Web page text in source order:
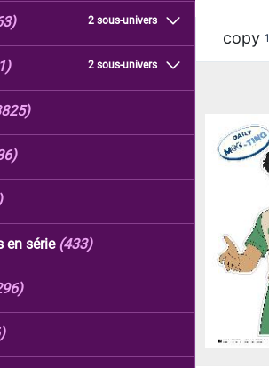
2 sous-univers
2 sous-univers
en série (433)
copy